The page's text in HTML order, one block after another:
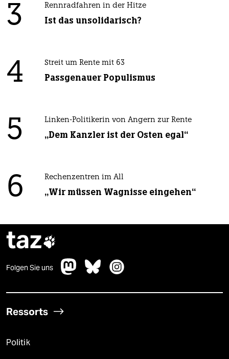
3 Rennradfahren in der Hitze
Ist das unsolidarisch?
4 Streit um Rente mit 63
Passgenauer Populismus
5 Linken-Politikerin von Angern zur Rente
„Dem Kanzler ist der Osten egal“
6 Rechenzentren im All
„Wir müssen Wagnisse eingehen“
taz
Folgen Sie uns
Ressorts
Politik